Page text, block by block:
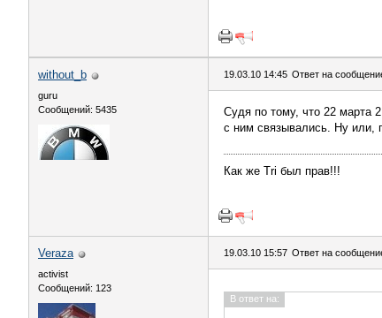
without_b
guru
Сообщений: 5435
19.03.10 14:45 Ответ на
Судя по тому, что 22 марта
с ним связывались. Ну или,
Как же Tri был прав!!!
Veraza
activist
Сообщений: 123
19.03.10 15:57 Ответ на
В ответ на: